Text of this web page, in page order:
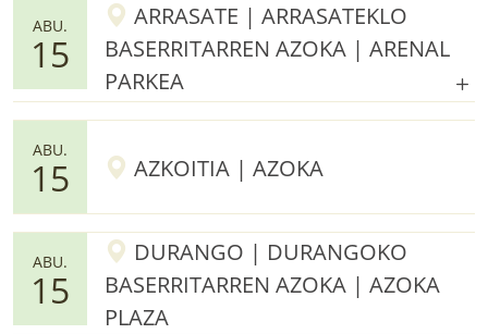
ABU.
15
ARRASATE | ARRASATEKLO
BASERRITARREN AZOKA | ARENAL
PARKEA
ABU.
15 AZKOITIA | AZOKA
ABU.
15
DURANGO | DURANGOKO
BASERRITARREN AZOKA | AZOKA
PLAZA